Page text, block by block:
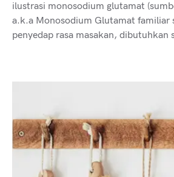
ilustrasi monosodium glutamat
a.k.a Monosodium Glutamat familiar
penyedap rasa masakan, dibutuhkan